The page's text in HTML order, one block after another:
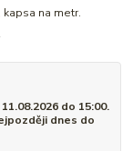
na metr.
do 15:00.
dnes do